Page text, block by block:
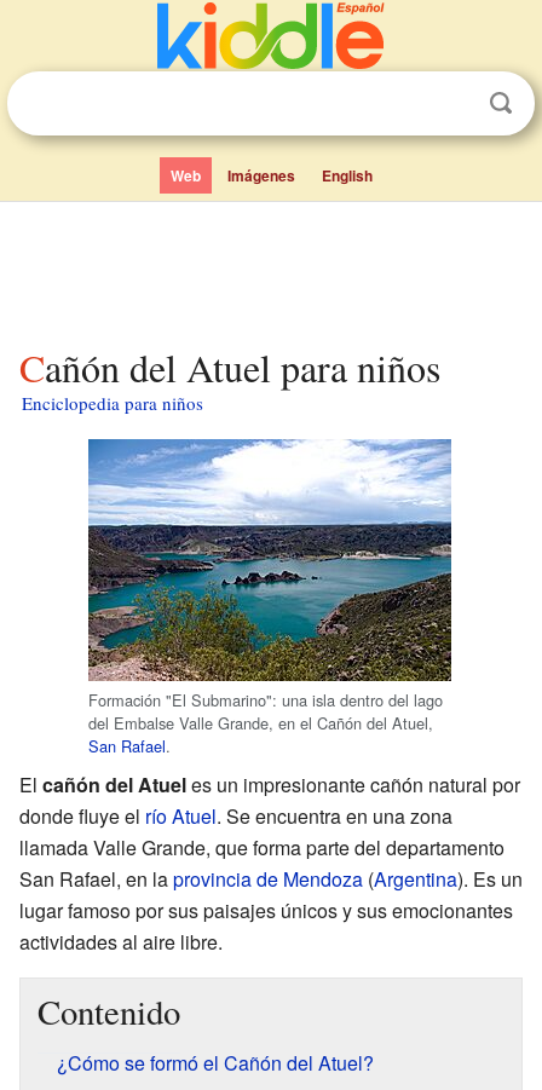
Web Imágenes English
Cañón del Atuel para niños
Enciclopedia para niños
Formación "El Submarino": una isla dentro del lago
del Embalse Valle Grande, en el Cañón del Atuel,
San Rafael.
El cañón del Atueles un impresionante cañón natural por
donde fluye el río Atuel. Se encuentra en una zona
llamada Valle Grande, que forma parte del departamento
San Rafael, en laprovincia de Mendoza (Argentina). Es un
lugar famoso por sus paisajes únicos y sus emocionantes
actividades al aire libre.
Contenido
¿Cómo se formó el Cañón del Atuel?